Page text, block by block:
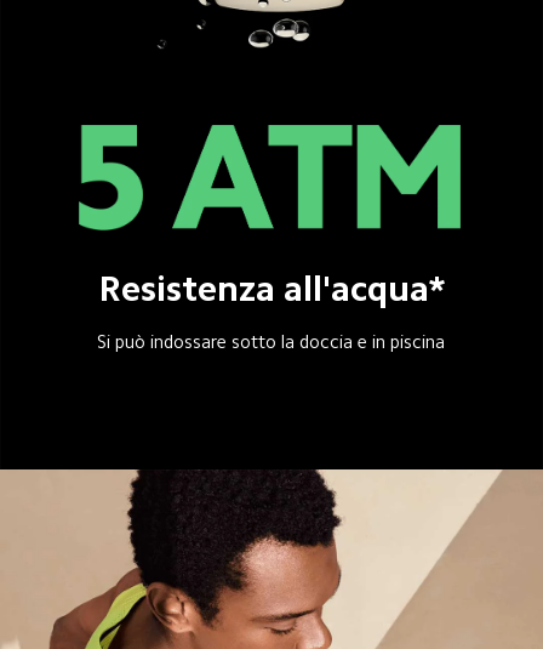
Resistenza all'acqua*
Si può indossare sotto la doccia e in piscina